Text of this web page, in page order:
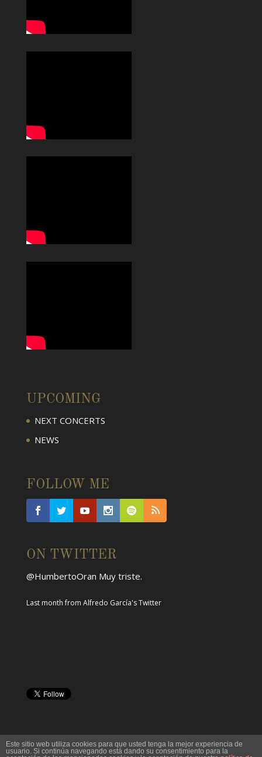
UPCOMING
NEXT CONCERTS
NEWS
FOLLOW ME
ON TWITTER
@HumbertoOran Muy triste.
Last monthfrom Alfredo García's Twitter
Este sitio web utiliza cookies para que usted tenga la mejor experiencia de
usuario. Si continúa navegando está dando su consentimiento para la